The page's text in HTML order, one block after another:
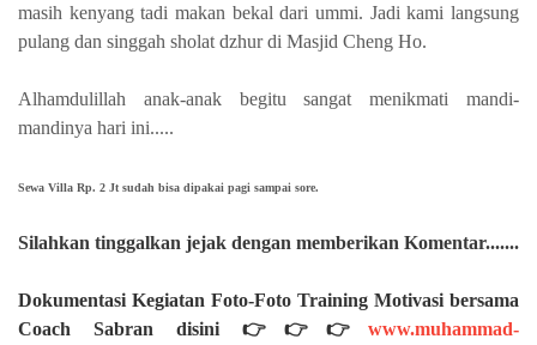
masih kenyang tadi makan bekal dari ummi. Jadi kami langsung
pulang dan singgah sholat dzhur di Masjid Cheng Ho.
Alhamdulillah anak-anak begitu sangat menikmati mandi-
mandinya hari ini.....
Sewa Villa Rp. 2 Jt sudah bisa dipakai pagi sampai sore.
Silahkan tinggalkan jejak dengan memberikan Komentar.......
Dokumentasi Kegiatan Foto-Foto Training Motivasi bersama
Coach Sabran disini 👉👉👉 www.muhammad-